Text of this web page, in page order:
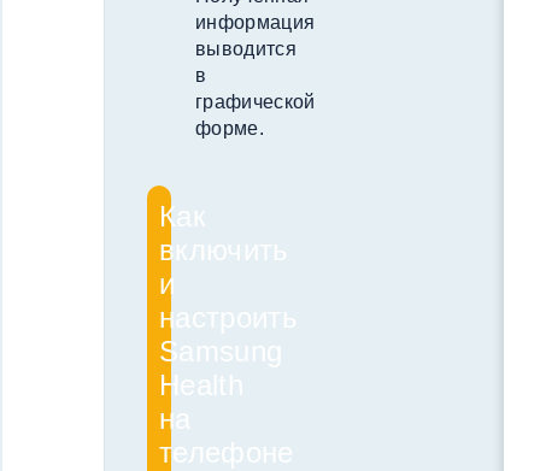
информация
выводится
в
графической
форме.
Как
включить
и
настроить
Samsung
Health
на
телефоне